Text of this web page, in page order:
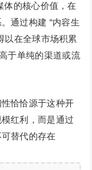
的核心价值，在
通过构建 “内容生
以在全球市场积累
于单纯的渠道或流
恰恰源于这种开
红利，而是通过
替代的存在